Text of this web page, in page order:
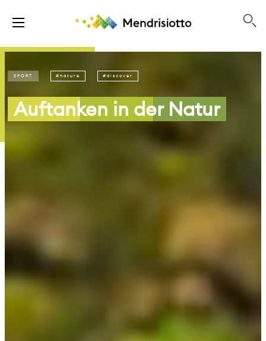
SPORT nature discover
Auftanken in der Natur